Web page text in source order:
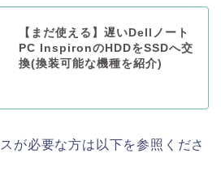
【まだ使える】遅いDellノート
PC InspironのHDDをSSDへ交
換(換装可能な機種を紹介)
が必要な方は以下を参照くださ